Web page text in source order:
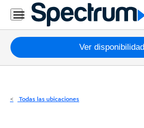
Residencial
Business
Paquetes
Internet
Ver disponibilidad
Todas las ubicaciones